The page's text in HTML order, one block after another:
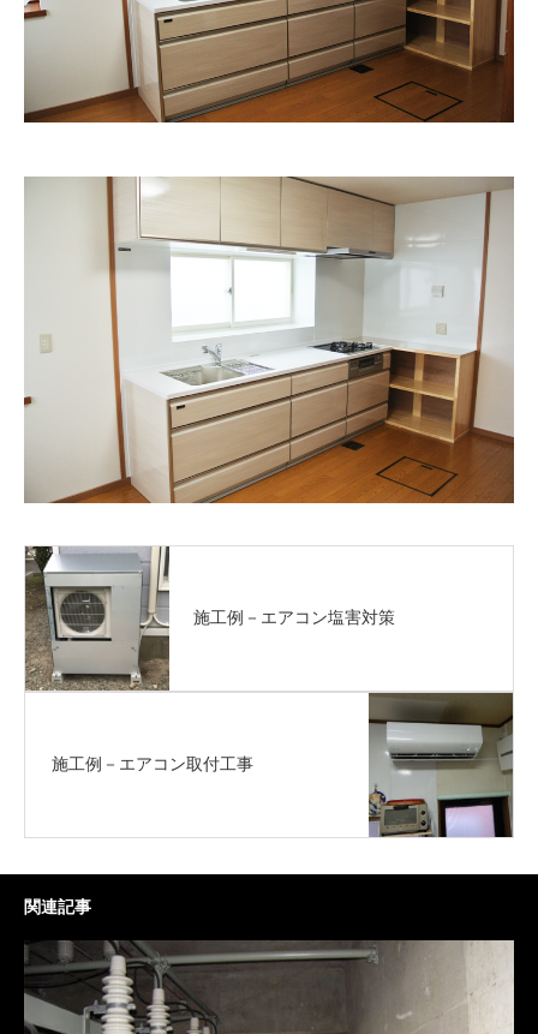
施工例－エアコン塩害対策
施工例－エアコン取付工事
関連記事